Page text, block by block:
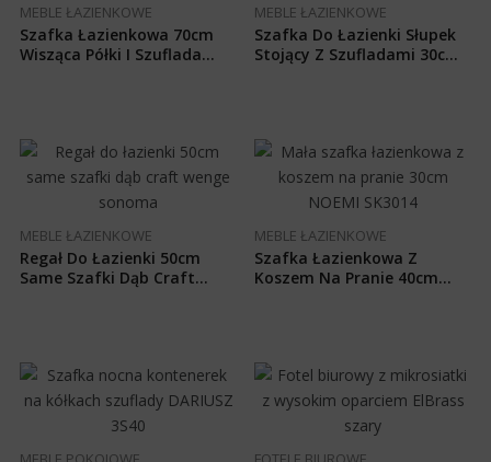
MEBLE ŁAZIENKOWE
Szafka Łazienkowa 70cm
Wisząca Półki I Szuflada
MEBLE ŁAZIENKOWE
Szafka Do Łazienki Słupek
Stojący Z Szufladami 30cm
MEBLE ŁAZIENKOWE
Regał Do Łazienki 50cm
Same Szafki Dąb Craft
MEBLE ŁAZIENKOWE
Szafka Łazienkowa Z
Koszem Na Pranie 40cm